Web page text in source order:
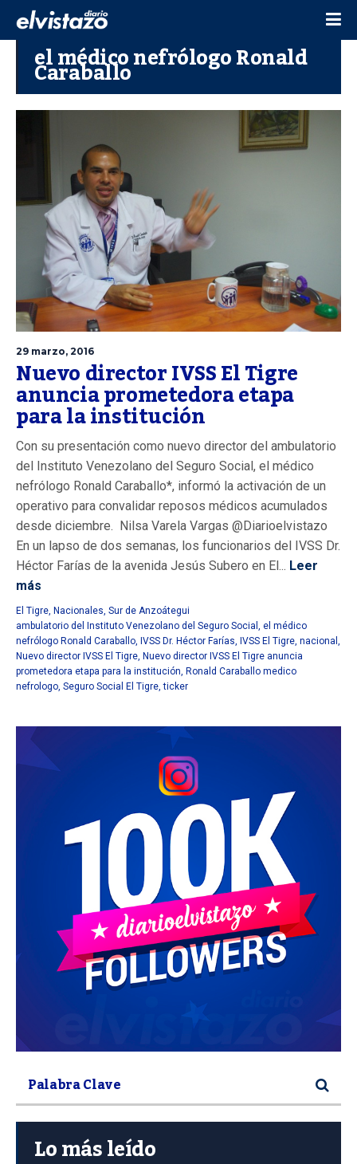
el médico nefrólogo Ronald
Caraballo
29 marzo, 2016
Nuevo director IVSS El Tigre
anuncia prometedora etapa
para la institución
Con su presentación como nuevo director del ambulatorio
del Instituto Venezolano del Seguro Social, el médico
nefrólogo Ronald Caraballo*, informó la activación de un
operativo para convalidar reposos médicos acumulados
desde diciembre. Nilsa Varela Vargas @Diarioelvistazo
En un lapso de dos semanas, los funcionarios del IVSS Dr.
Héctor Farías de la avenida Jesús Subero en El... Leer
más
El Tigre, Nacionales, Sur de Anzoátegui
ambulatorio del Instituto Venezolano del Seguro Social , el médico
nefrólogo Ronald Caraballo, IVSS Dr. Héctor Farías, IVSS El Tigre, nacional ,
Nuevo director IVSS El Tigre, Nuevo director IVSS El Tigre anuncia
prometedora etapa para la institución, Ronald Caraballo medico
nefrologo, Seguro Social El Tigre,ticker
Lo más leído